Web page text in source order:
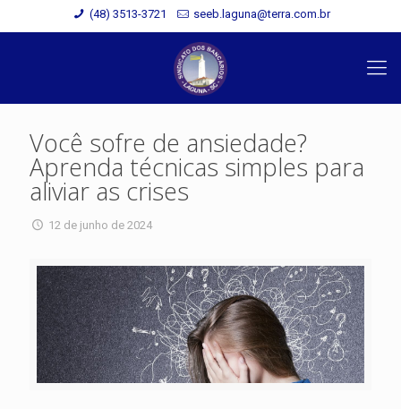
(48) 3513-3721 seeb.laguna@terra.com.br
Você sofre de ansiedade?
Aprenda técnicas simples para
aliviar as crises
12 de junho de 2024